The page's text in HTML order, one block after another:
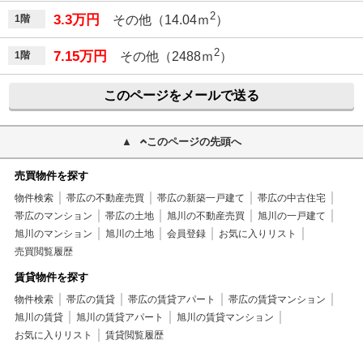
1階 3.3万円 その他（14.04ｍ 2）
1階 7.15万円 その他（2488ｍ 2）
このページをメールで送る
このページの先頭へ
売買物件を探す
物件検索 帯広の不動産売買 帯広の新築一戸建て
帯広の中古住宅
帯広のマンション
帯広の土地 旭川の不動産売買
旭川の一戸建て
旭川のマンション
旭川の土地 会員登録
お気に入りリスト
売買閲覧履歴
賃貸物件を探す
物件検索 帯広の賃貸 帯広の賃貸アパート
帯広の賃貸マンション
旭川の賃貸
旭川の賃貸アパート
旭川の賃貸マンション
お気に入りリスト
賃貸閲覧履歴